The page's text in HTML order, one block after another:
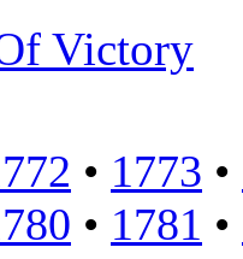
Victory
• 1773 •
• 1781 •